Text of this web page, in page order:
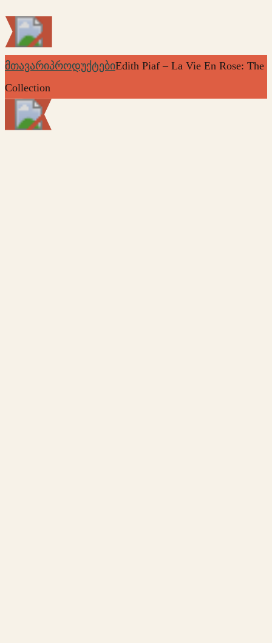
მთავარიპროდუქტებიEdith Piaf – La Vie En Rose: The
Collection